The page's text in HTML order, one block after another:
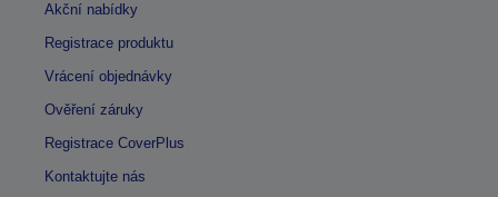
Akční nabídky
Registrace produktu
Vrácení objednávky
Ověření záruky
Registrace CoverPlus
Kontaktujte nás